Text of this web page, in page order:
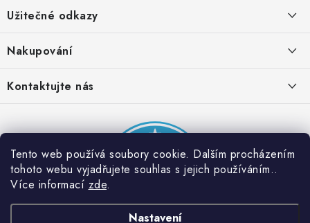
Tento web používá soubory cookie. Dalším procházením
tohoto webu vyjadřujete souhlas s jejich používáním..
Více informací zde.
Nastavení
p
a
Užitečné odkazy
Obchodní podmínky
Provizní systém
Partner stránek: Super plecháček
Nakupování
Časté otázky
Podmínky akce 2 + 1 zdarma
Kontaktujte nás